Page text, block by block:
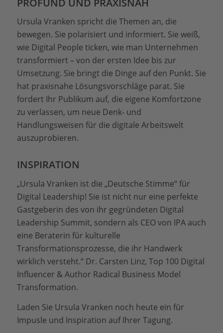
Ursula Vranken spricht die Themen an, die
bewegen. Sie polarisiert und informiert. Sie weiß,
wie Digital People ticken, wie man Unternehmen
transformiert – von der ersten Idee bis zur
Umsetzung. Sie bringt die Dinge auf den Punkt. Sie
hat praxisnahe Lösungsvorschläge parat. Sie
fordert Ihr Publikum auf, die eigene Komfortzone
zu verlassen, um neue Denk- und
Handlungsweisen für die digitale Arbeitswelt
auszuprobieren.
INSPIRATION
„Ursula Vranken ist die „Deutsche Stimme“ für
Digital Leadership! Sie ist nicht nur eine perfekte
Gastgeberin des von ihr gegründeten Digital
Leadership Summit, sondern als CEO von IPA auch
eine Beraterin für kulturelle
Transformationsprozesse, die ihr Handwerk
wirklich versteht.“ Dr. Carsten Linz, Top 100 Digital
Influencer & Author Radical Business Model
Transformation.
Laden Sie Ursula Vranken noch heute ein für
Impusle und Inspiration auf Ihrer Tagung.